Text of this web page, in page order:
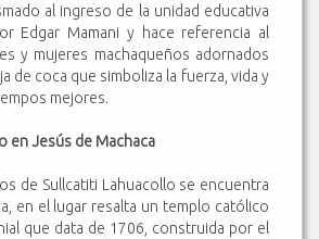
al ingreso de la unidad educativa
Edgar Mamani y hace referencia al
y mujeres machaqueños adornados
de coca que simboliza la fuerza, vida y
mejores.
en Jesús de Machaca
de Sullcatiti Lahuacollo se encuentra
en el lugar resalta un templo católico
que data de 1706, construida por el